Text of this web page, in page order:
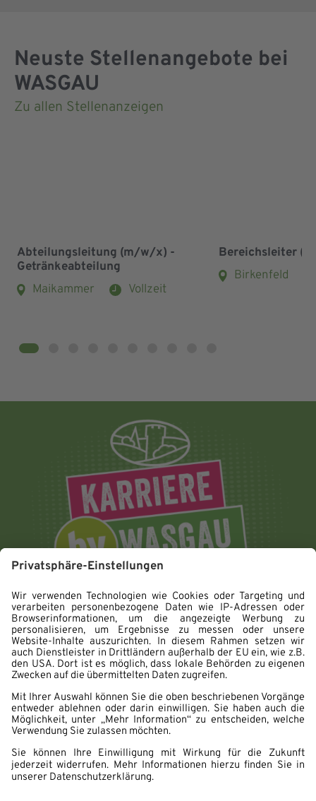
Neuste Stellenangebote bei
WASGAU
Zu allen Stellenanzeigen
Abteilungsleitung (m/w/x) -
Getränkeabteilung
Maikammer
Vollzeit
Bereichsleiter
Birkenfeld
Impressum
Datenschutz
Erklärung zur Barrierefreiheit
Cookie Einstellungen